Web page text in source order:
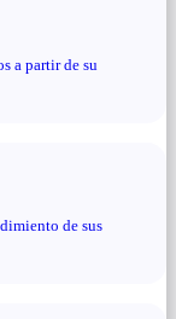
a partir de su
de sus